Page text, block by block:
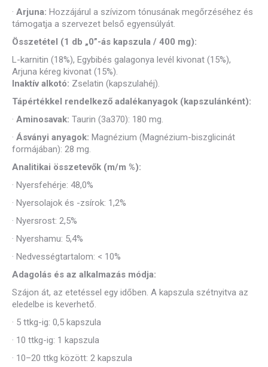
· Arjuna: Hozzájárul a szívizom tónusának megőrzéséhez és
támogatja a szervezet belső egyensúlyát.
Összetétel (1 db „0”-ás kapszula / 400 mg):
L-karnitin (18%), Egybibés galagonya levél kivonat (15%),
Arjuna kéreg kivonat (15%).
Inaktív alkotó: Zselatin (kapszulahéj).
Tápértékkel rendelkező adalékanyagok (kapszulánként):
· Aminosavak: Taurin (3a370): 180 mg.
· Ásványi anyagok: Magnézium (Magnézium-biszglicinát
formájában): 28 mg.
Analitikai összetevők (m/m %):
· Nyersfehérje: 48,0%
· Nyersolajok és -zsírok: 1,2%
· Nyersrost: 2,5%
· Nyershamu: 5,4%
· Nedvességtartalom: < 10%
Adagolás és az alkalmazás módja:
Szájon át, az etetéssel egy időben. A kapszula szétnyitva az
eledelbe is keverhető.
· 5 ttkg-ig: 0,5 kapszula
· 10 ttkg-ig: 1 kapszula
· 10–20 ttkg között: 2 kapszula